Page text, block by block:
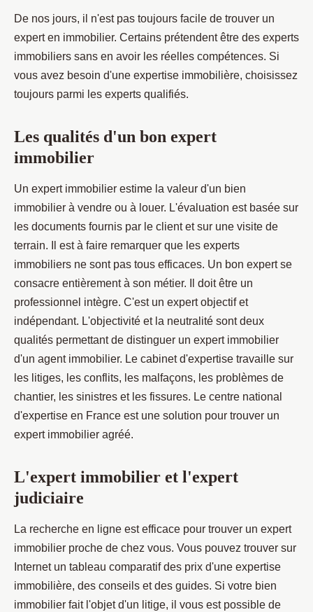
Où trouver un expert en
immobilier ?
Jacquinot•5 décembre 2022•2 min de lecture
De nos jours, il n'est pas toujours facile de trouver un
expert en immobilier. Certains prétendent être des experts
immobiliers sans en avoir les réelles compétences. Si
vous avez besoin d'une expertise immobilière, choisissez
toujours parmi les experts qualifiés.
Les qualités d'un bon expert
immobilier
Un expert immobilier estime la valeur d'un bien
immobilier à vendre ou à louer. L'évaluation est basée sur
les documents fournis par le client et sur une visite de
terrain. Il est à faire remarquer que les experts
immobiliers ne sont pas tous efficaces. Un bon expert se
consacre entièrement à son métier. Il doit être un
professionnel intègre. C'est un expert objectif et
indépendant. L'objectivité et la neutralité sont deux
qualités permettant de distinguer un expert immobilier
d'un agent immobilier. Le cabinet d'expertise travaille sur
les litiges, les conflits, les malfaçons, les problèmes de
chantier, les sinistres et les fissures. Le centre national
d'expertise en France est une solution pour trouver un
expert immobilier agréé.
L'expert immobilier et l'expert
judiciaire
La recherche en ligne est efficace pour trouver un expert
immobilier proche de chez vous. Vous pouvez trouver sur
Internet un tableau comparatif des prix d'une expertise
immobilière, des conseils et des guides. Si votre bien
immobilier fait l'objet d'un litige, il vous est possible de